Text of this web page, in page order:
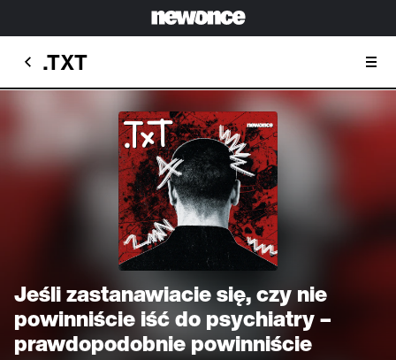
.TXT
Jeśli zastanawiacie się, czy nie
powinniście iść do psychiatry –
prawdopodobnie powinniście